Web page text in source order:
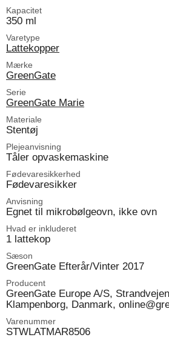
Kapacitet
350 ml
Varetype
Lattekopper
Mærke
GreenGate
Serie
GreenGate Marie
Materiale
Stentøj
Plejeanvisning
Tåler opvaskemaskine
Fødevaresikkerhed
Fødevaresikker
Anvisning
Egnet til mikrobølgeovn, ikke ovn
Hvad er inkluderet
1 lattekop
Sæson
GreenGate Efterår/Vinter 2017
Producent
GreenGate Europe A/S,
Klampenborg, Danmark,
Varenummer
STWLATMAR8506